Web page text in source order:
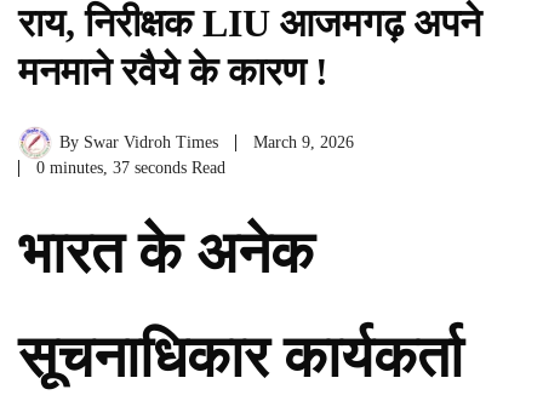
राय, निरीक्षक LIU आजमगढ़ अपने
मनमाने रवैये के कारण !
By Swar Vidroh Times
March 9, 2026
0 minutes, 37 seconds Read
भारत के अनेक
सूचनाधिकार कार्यकर्ता